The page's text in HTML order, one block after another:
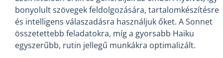
bonyolult szövegek feldolgozására, tartalomkészítésre
és intelligens válaszadásra használjuk őket. A Sonnet
összetettebb feladatokra, míg a gyorsabb Haiku
egyszerűbb, rutin jellegű munkákra optimalizált.